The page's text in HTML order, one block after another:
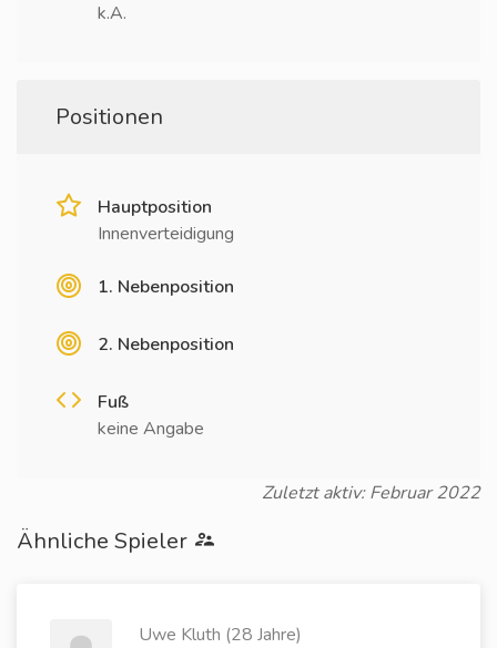
k.A.
Positionen
Hauptposition
Innenverteidigung
1. Nebenposition
2. Nebenposition
Fuß
keine Angabe
Zuletzt aktiv: Februar 2022
Ähnliche Spieler
Uwe Kluth (28 Jahre)